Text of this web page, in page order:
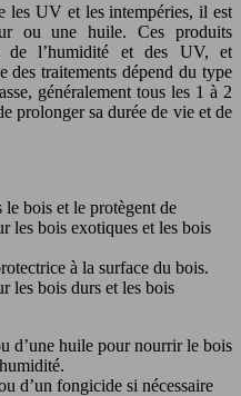
les UV et les intempéries, il est
ou une huile. Ces produits
de l’humidité et des UV, et
des traitements dépend du type
généralement tous les 1 à 2
prolonger sa durée de vie et de
le bois et le protègent de
les bois exotiques et les bois
à la surface du bois.
les bois durs et les bois
d’une huile pour nourrir le bois
d’un fongicide si nécessaire